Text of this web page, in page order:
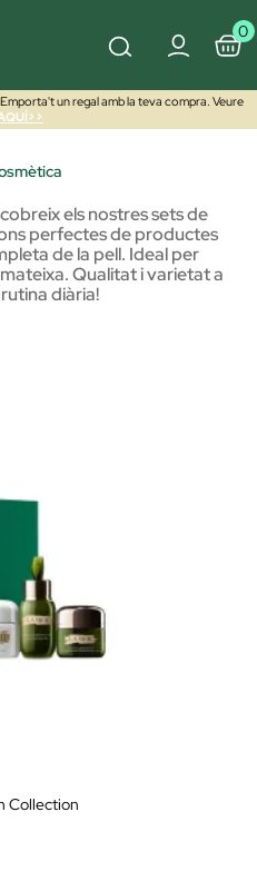
0
un regal amb la teva compra. Veure
els nostres sets de
perfectes de productes
de la pell. Ideal per
Qualitat i varietat a
diària!
Collection